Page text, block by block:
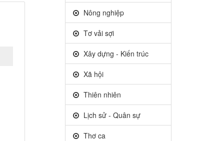
Nông nghiệp
Tơ vải sợi
Xây dựng - Kiến trúc
Xã hội
Thiên nhiên
Lịch sử - Quân sự
Thơ ca